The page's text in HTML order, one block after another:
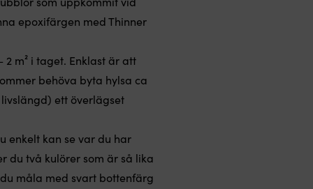
epoxifärgen med Thinner
m² i taget. Enklast är att
behöva byta hylsa ca
ett överlägset
enkelt kan se var du har
du två kulörer som är så lika
måla med svart bottenfärg